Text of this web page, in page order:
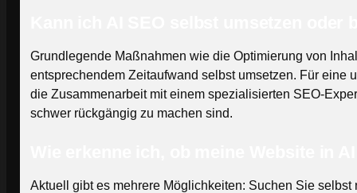
Grundlegende Maßnahmen wie die Optimierung von
entsprechendem Zeitaufwand selbst umsetzen. Für eine
die Zusammenarbeit mit einem spezialisierten SEO-
schwer rückgängig zu machen sind.
Aktuell gibt es mehrere Möglichkeiten: Suchen Sie